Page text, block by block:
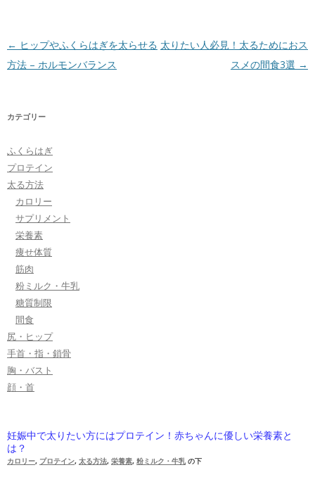
投稿ナビゲーション
← ヒップやふくらはぎを太らせる
方法 – ホルモンバランス
太りたい人必見！太るためにおス
スメの間食3選 →
カテゴリー
ふくらはぎ
プロテイン
太る方法
カロリー
サプリメント
栄養素
痩せ体質
筋肉
粉ミルク・牛乳
糖質制限
間食
尻・ヒップ
手首・指・鎖骨
胸・バスト
顔・首
妊娠中で太りたい方にはプロテイン！赤ちゃんに優しい栄養素と
は？
カロリー, プロテイン, 太る方法, 栄養素, 粉ミルク・牛乳の下